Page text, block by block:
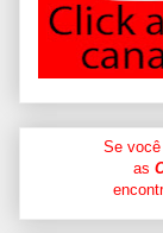
Se
as